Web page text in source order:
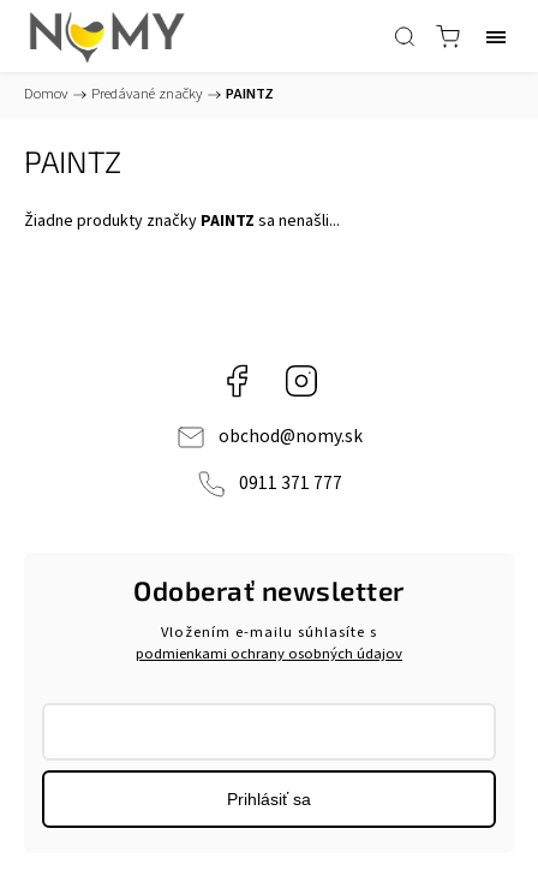
Domov / Predávané značky / PAINTZ
PAINTZ
Žiadne produkty značky PAINTZ sa nenašli...
Facebook
obchod@nomy.sk
0911 371 777
Odoberať newsletter
Vložením e-mailu súhlasíte s
podmienkami ochrany osobných údajov
Prihlásiť sa